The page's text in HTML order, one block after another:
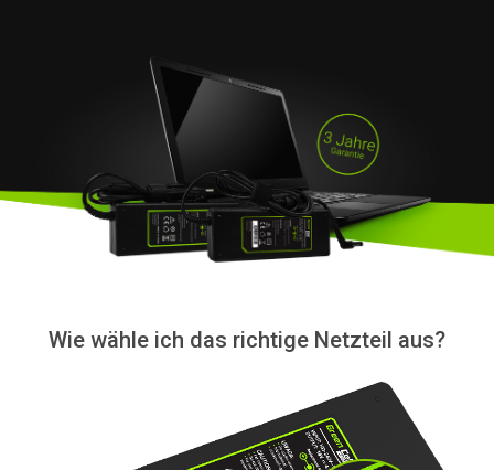
Wie wähle ich das richtige Netzteil aus?